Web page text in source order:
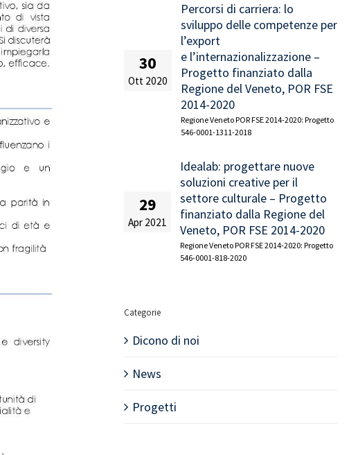
30
Ott 2020
Percorsi di carriera: lo
sviluppo delle competenze per
l’export
e l’internazionalizzazione –
Progetto finanziato dalla
Regione del Veneto, POR FSE
2014-2020
Regione Veneto POR FSE 2014-2020: Progetto
546-0001-1311-2018
29
Apr 2021
Idealab: progettare nuove
soluzioni creative per il
settore culturale – Progetto
finanziato dalla Regione del
Veneto, POR FSE 2014-2020
Regione Veneto POR FSE 2014-2020: Progetto
546-0001-818-2020
Categorie
Dicono di noi
News
Progetti